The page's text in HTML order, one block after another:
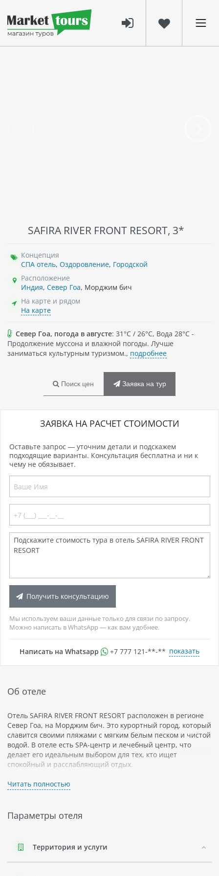
SAFIRA RIVER FRONT RESORT, 3*
Концепция
СПА отель, Оздоровление, Городской
Расположение
Индия, Север Гоа, Морджим бич
На карте и рядом
На карте
Север Гоа, погода в августе: 31°C / 26°C, Вода 28°C -
Продолжение муссона и влажной погоды. Лучше
заниматься культурным туризмом., подробнее
Поиск цен Заявка на тур
ЗАЯВКА НА РАСЧЕТ СТОИМОСТИ
Оставьте запрос — уточним детали и подскажем
подходящие варианты. Консультация бесплатна и ни к
чему не обязывает.
Получить консультацию
Мы используем ваши данные только для связи по запросу.
Можно написать в WhatsApp — как вам удобнее.
Написать на Whatsapp +7 777 121-**-** показать
Об отеле
Отель SAFIRA RIVER FRONT RESORT расположен в регионе
Север Гоа, на Морджим бич. Это курортный город, который
славится своими пляжами с мягким белым песком и чистой
водой. В отеле есть SPA-центр и лечебный центр, что
делает его идеальным выбором для тех, кто ищет
спокойный и расслабляющий отдых.
Отель предлагает гостям проживание в комфортабельных
номерах с видом на мандапы (террасы) и реку Тираколь. В
Лечебный центр предоставляет гостям возможность
Читать полностью
Параметры отеля
Территория и услуги